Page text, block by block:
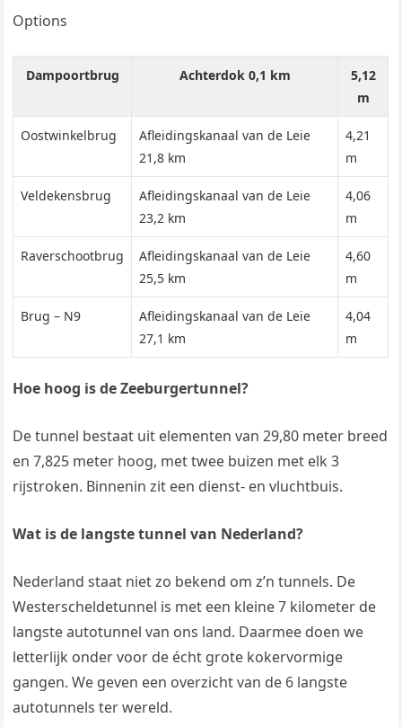
Options
Dampoortbrug Achterdok 0,1 km
5,12
m
Oostwinkelbrug
Afleidingskanaal van de Leie
21,8 km
4,21
m
Veldekensbrug
Afleidingskanaal van de Leie
23,2 km
4,06
m
Raverschootbrug
Afleidingskanaal van de Leie
25,5 km
4,60
m
Brug – N9
Afleidingskanaal van de Leie
27,1 km
4,04
m
Hoe hoog is de Zeeburgertunnel?
De tunnel bestaat uit elementen van 29,80 meter breed
en 7,825 meter hoog, met twee buizen met elk 3
rijstroken. Binnenin zit een dienst- en vluchtbuis.
Wat is de langste tunnel van Nederland?
Nederland staat niet zo bekend om z’n tunnels. De
Westerscheldetunnel is met een kleine 7 kilometer de
langste autotunnel van ons land. Daarmee doen we
letterlijk onder voor de écht grote kokervormige
gangen. We geven een overzicht van de 6 langste
autotunnels ter wereld.